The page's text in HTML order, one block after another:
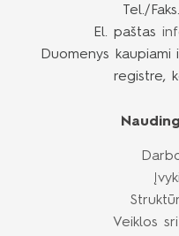
Tel./
El. paštas
Duomenys kaupiami
registre,
Veiklos